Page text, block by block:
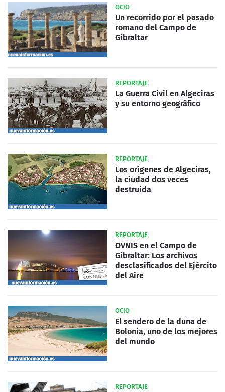
OCIO
Un recorrido por el pasado
romano del Campo de
Gibraltar
REPORTAJE
La Guerra Civil en Algeciras
y su entorno geográfico
REPORTAJE
Los orígenes de Algeciras,
la ciudad dos veces
destruida
REPORTAJE
OVNIS en el Campo de
Gibraltar: Los archivos
desclasificados del Ejército
del Aire
OCIO
El sendero de la duna de
Bolonia, uno de los mejores
del mundo
REPORTAJE